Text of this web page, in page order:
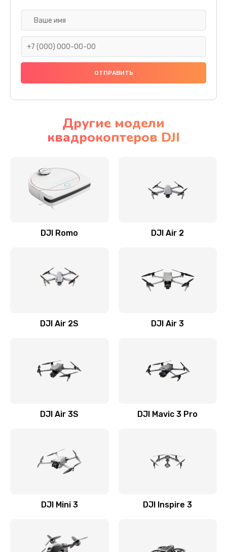
Другие модели
квадрокоптеров DJI
DJI Romo DJI Air 2
DJI Air 2S DJI Air 3
DJI Air 3S DJI Mavic 3 Pro
DJI Mini 3 DJI Inspire 3